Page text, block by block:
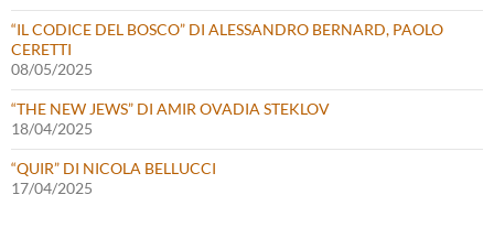
“IL CODICE DEL BOSCO” DI ALESSANDRO BERNARD, PAOLO
CERETTI
08/05/2025
“THE NEW JEWS” DI AMIR OVADIA STEKLOV
18/04/2025
“QUIR” DI NICOLA BELLUCCI
17/04/2025